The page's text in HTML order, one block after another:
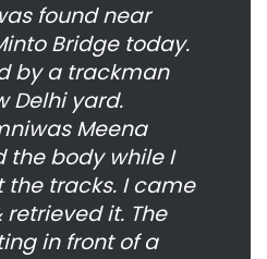
found near
Bridge today.
by a trackman
Delhi yard.
Meena
the body while I
the tracks. I came
it. The
in front of a